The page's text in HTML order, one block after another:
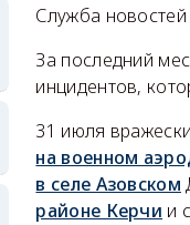
Служба
За последний
инцидентов,
31 июля
на военном
в селе Азовском
районе Керчи и